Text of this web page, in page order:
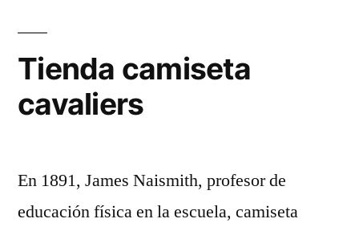
Tienda camiseta
cavaliers
En 1891, James Naismith, profesor de
educación física en la escuela, camiseta